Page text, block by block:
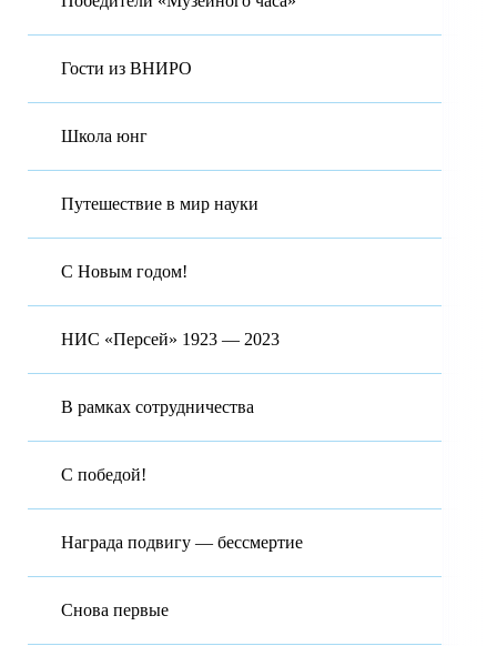
Гости из ВНИРО
Школа юнг
Путешествие в мир науки
С Новым годом!
НИС «Персей» 1923 — 2023
В рамках сотрудничества
С победой!
Награда подвигу — бессмертие
Снова первые